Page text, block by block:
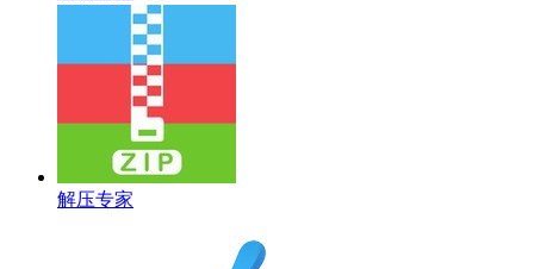
解压专家